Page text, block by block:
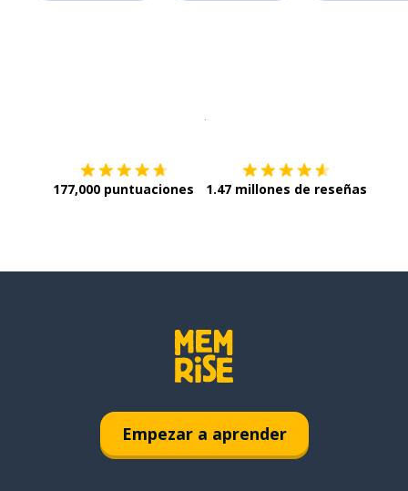
177,000 puntuaciones 1.47 millones de reseñas
Empezar a aprender